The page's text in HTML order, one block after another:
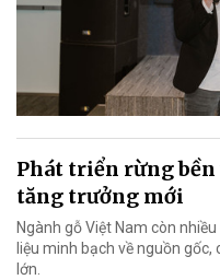
Phát triển rừng
tăng trưởng mới
Ngành gỗ Việt Nam còn
liệu minh bạch về nguồn
lớn.